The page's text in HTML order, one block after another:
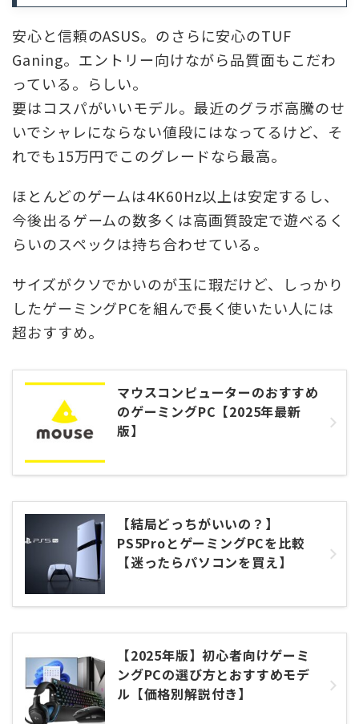
安心と信頼のASUS。のさらに安心のTUF
Ganing。エントリー向けながら品質面もこだわ
っている。らしい。
要はコスパがいいモデル。最近のグラボ高騰のせ
いでシャレにならない値段にはなってるけど、そ
れでも15万円でこのグレードなら最高。
ほとんどのゲームは4K60Hz以上は安定するし、
今後出るゲームの数多くは高画質設定で遊べるく
らいのスペックは持ち合わせている。
サイズがクソでかいのが玉に瑕だけど、しっかり
したゲーミングPCを組んで長く使いたい人には
超おすすめ。
マウスコンピューターのおすすめ
のゲーミングPC【2025年最新
版】
【結局どっちがいいの？】
PS5ProとゲーミングPCを比較
【迷ったらパソコンを買え】
【2025年版】初心者向けゲーミ
ングPCの選び方とおすすめモデ
ル【価格別解説付き】